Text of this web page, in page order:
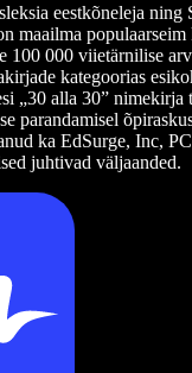
eestkõneleja ning
maailma populaarseim
100 000 viietärnilise
kategoorias
„30 alla 30” nimekirja
parandamisel
ka EdSurge, Inc,
juhtivad väljaanded.